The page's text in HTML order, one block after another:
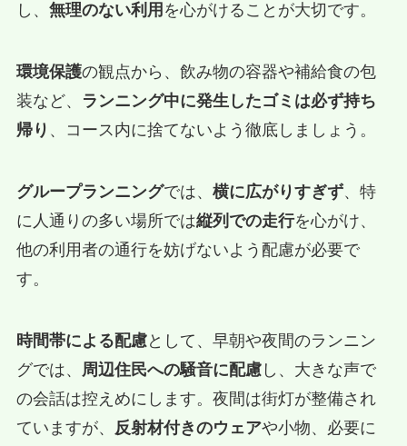
し、 無理のない利用 を心がけることが大切です。
環境保護の観点から、飲み物の容器や補給食の包
装など、
ランニング中に発生したゴミは必ず持ち
帰り 、コース内に捨てないよう徹底しましょう。
グループランニングでは、 横に広がりすぎず、特
に人通りの多い場所では縦列での走行を心がけ、
他の利用者の通行を妨げないよう配慮が必要で
す。
時間帯による配慮として、早朝や夜間のランニン
グでは、
周辺住民への騒音に配慮し、大きな声で
の会話は控えめにします。夜間は街灯が整備され
ていますが、
反射材付きのウェアや小物、必要に